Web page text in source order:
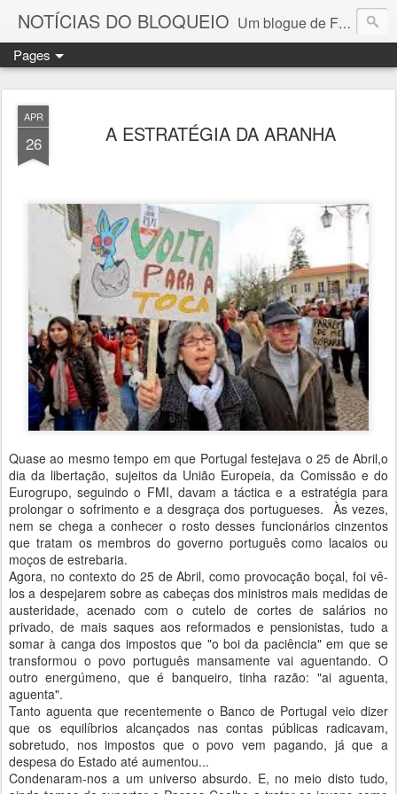
NOTÍCIAS DO BLOQUEIO Um blogue de Fernando Paulouro Neves
Pages
APR
26 A ESTRATÉGIA DA ARANHA
Quase ao mesmo tempo em que Portugal festejava o 25 de Abril,o
dia da libertação, sujeitos da União Europeia, da Comissão e do
Eurogrupo, seguindo o FMI, davam a táctica e a estratégia para
prolongar o sofrimento e a desgraça dos portugueses. Às vezes,
nem se chega a conhecer o rosto desses funcionários cinzentos
que tratam os membros do governo português como lacaios ou
moços de estrebaria.
Agora, no contexto do 25 de Abril, como provocação boçal, foi vê-
los a despejarem sobre as cabeças dos ministros mais medidas de
austeridade, acenado com o cutelo de cortes de salários no
privado, de mais saques aos reformados e pensionistas, tudo a
somar à canga dos impostos que "o boi da paciência" em que se
transformou o povo português mansamente vai aguentando. O
outro energúmeno, que é banqueiro, tinha razão: "ai aguenta,
aguenta".
Tanto aguenta que recentemente o Banco de Portugal veio dizer
que os equilíbrios alcançados nas contas públicas radicavam,
sobretudo, nos impostos que o povo vem pagando, já que a
despesa do Estado até aumentou...
Condenaram-nos a um universo absurdo. E, no meio disto tudo,